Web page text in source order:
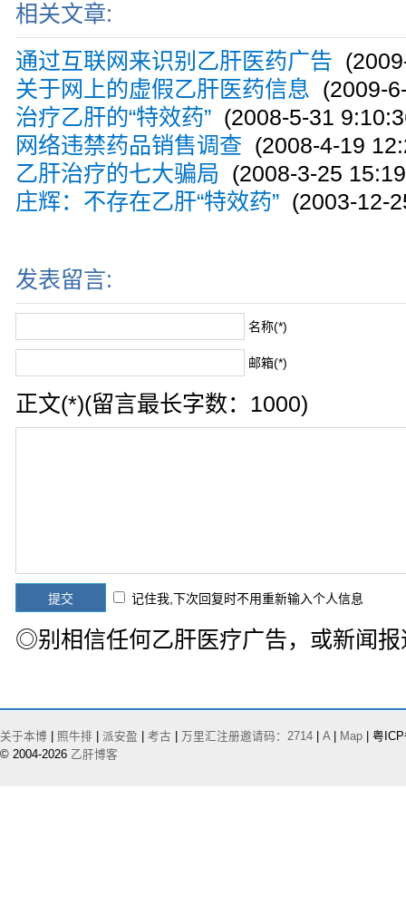
相关文章:
通过互联网来识别乙肝医药广告
关于网上的虚假乙肝医药信息 (2009-
治疗乙肝的“特效药” (2008-5-31
网络违禁药品销售调查 (2008-4-19
乙肝治疗的七大骗局 (2008-3-25
庄辉：不存在乙肝“特效药” (2003-12-
发表留言:
名称(*)
邮箱(*)
正文(*)(留言最长字数：1000)
记住我,下次回复时不用重新输入个人信息
◎别相信任何乙肝医疗广告，或新闻报
关于本博 照牛排 派安盈 考古 万里汇注册邀请码：2714 A| Map | 粤
© 2004-2026 乙肝博客